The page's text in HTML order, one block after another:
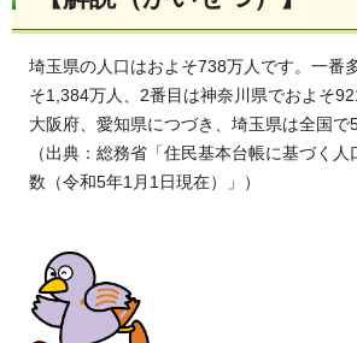
埼玉県の人口はおよそ738万人です。一番
そ1,384万人、2番目は神奈川県でおよそ
大阪府、愛知県につづき、埼玉県は全国で
（出典：総務省「住民基本台帳に基づく
数（令和5年1月1日現在）」）